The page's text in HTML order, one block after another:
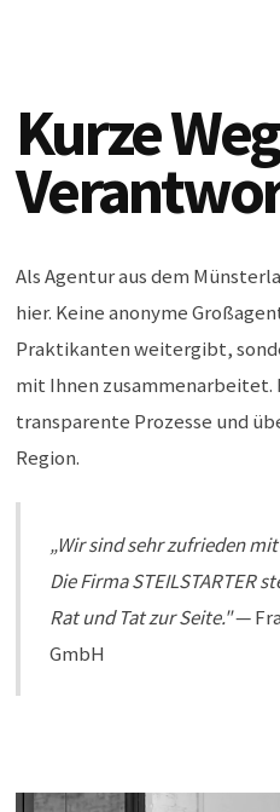
Kurze
Als Agentur aus dem
hier. Keine anonyme
Praktikanten weitergibt,
mit Ihnen zusammenarbeitet.
transparente Prozesse und
Region.
„Wir sind sehr zufrieden
Die Firma STEILSTARTER
Rat und Tat zur Seite."—
GmbH